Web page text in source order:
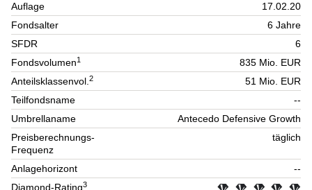
Auflage
17.02.20
Fondsalter
6 Jahre
SFDR
6
Fondsvolumen1
835 Mio. EUR
Anteilsklassenvol.2
51 Mio. EUR
Teilfondsname
--
Umbrellaname
Antecedo Defensive Growth
Preisberechnungs-
Frequenz
täglich
Anlagehorizont
--
Diamond-Rating3